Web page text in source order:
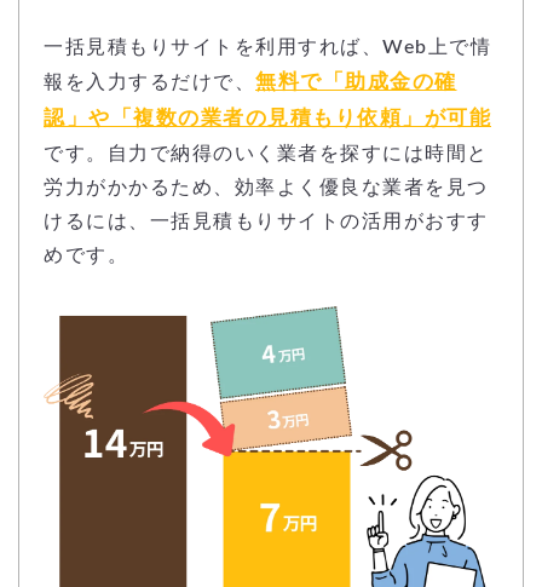
一括見積もりサイトを利用すれば、Web上で情
報を入力するだけで、 無料で「助成金の確
認」や「複数の業者の見積もり依頼」が可能
です。自力で納得のいく業者を探すには時間と
労力がかかるため、効率よく優良な業者を見つ
けるには、一括見積もりサイトの活用がおすす
めです。